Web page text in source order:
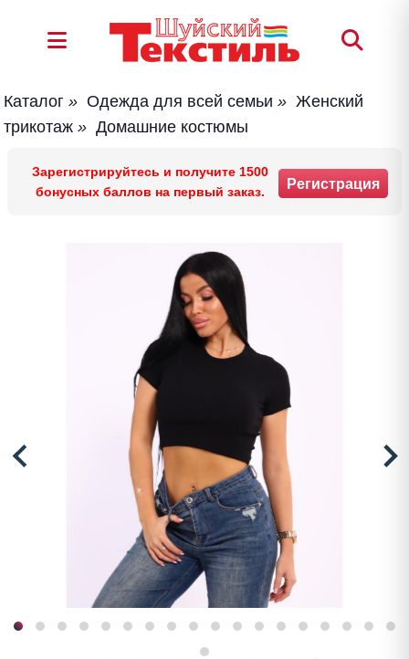
Каталог » Одежда для всей семьи » Женский
трикотаж » Домашние костюмы
Зарегистрируйтесь и получите 1500
бонусных баллов на первый заказ.
Регистрация